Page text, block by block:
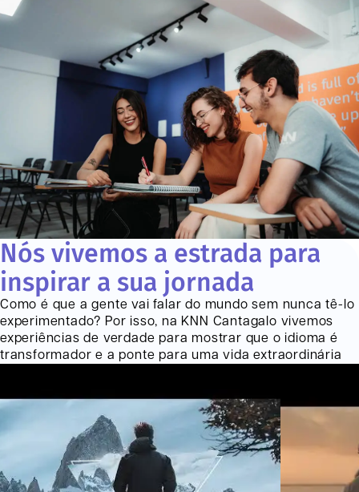
Nós vivemos a estrada para
inspirar a sua jornada
Como é que a gente vai falar do mundo sem nunca tê-lo
experimentado? Por isso, na KNN Cantagalo vivemos
experiências de verdade para mostrar que o idioma é
transformador e a ponte para uma vida extraordinária